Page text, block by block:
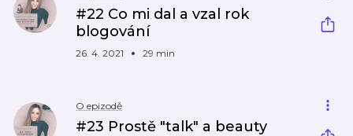
#22 Co mi dal a vzal rok
blogování
26. 4. 2021 29 min
O epizodě
#23 Prostě "talk" a beauty